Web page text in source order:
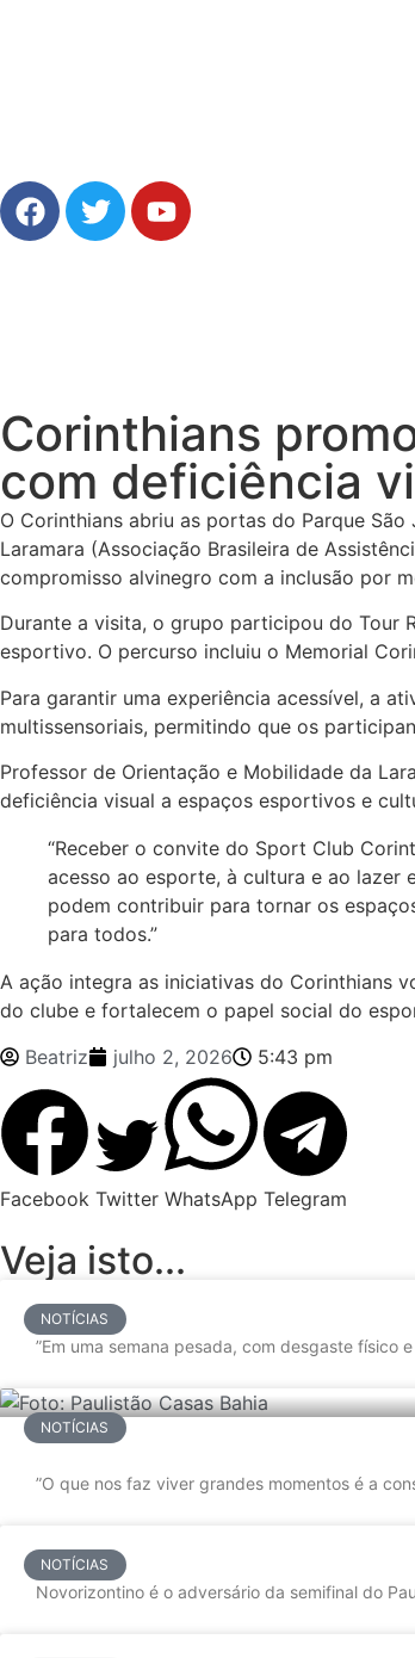
Corinthians
com deficiência
O Corinthians abriu as portas do Parque
Laramara (Associação Brasileira de
compromisso alvinegro com a inclusão por
Durante a visita, o grupo participou do Tour
esportivo. O percurso incluiu o Memorial
Para garantir uma experiência acessível, a
multissensoriais, permitindo que os
Professor de Orientação e Mobilidade da
deficiência visual a espaços esportivos e
“Receber o convite do Sport Club
acesso ao esporte, à cultura e ao lazer
podem contribuir para tornar os
para todos.”
A ação integra as iniciativas do Corinthians
do clube e fortalecem o papel social do
Beatriz
julho 2, 2026 5:43 pm
Facebook Twitter WhatsApp Telegram
Veja isto...
NOTÍCIAS
”Em uma semana pesada, com desgaste físico
NOTÍCIAS
”O que nos faz viver grandes momentos é a
NOTÍCIAS
Novorizontino é o adversário da semifinal do